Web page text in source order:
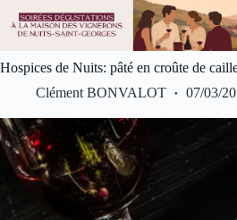
Hospices de Nuits: pâté en croûte de
Clément BONVALOT
07/03/